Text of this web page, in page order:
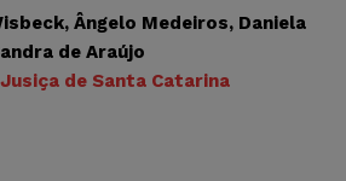
Ângelo Medeiros, Daniela
de Araújo
de Santa Catarina